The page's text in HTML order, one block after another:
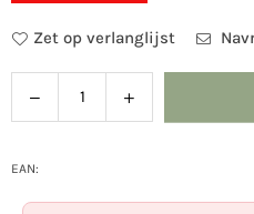
Zet op verlanglijst
Hoeveelheid
Verlaag
de
Verhoog
de
EAN: